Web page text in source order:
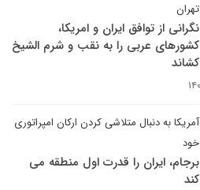
تهران
نگرانی از توافق ایران و امریکا،
کشورهای عربی را به نقب و شرم الشیخ
کشاند
آمریکا به دنبال متلاشی کردن ارکان امپراتوری
خود
برجام، ایران را قدرت اول منطقه می
کند